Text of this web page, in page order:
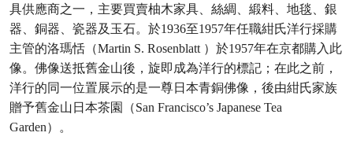
具供應商之一，主要買賣柚木家具、絲綢、緞料、地毯、銀
器、銅器、瓷器及玉石。於1936至1957年任職紺氏洋行採購
主管的洛瑪恬（Martin S. Rosenblatt ）於1957年在京都購入此
像。佛像送抵舊金山後，旋即成為洋行的標記；在此之前，
洋行的同一位置展示的是一尊日本青銅佛像，後由紺氏家族
贈予舊金山日本茶園（San Francisco’s Japanese Tea
Garden）。